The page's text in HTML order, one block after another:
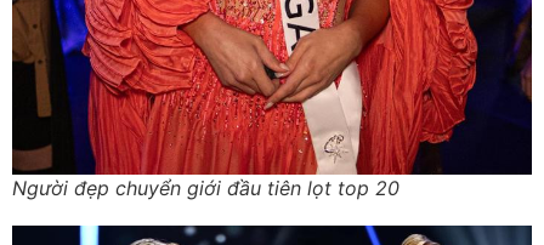
Người đẹp chuyển giới đầu tiên lọt top 20